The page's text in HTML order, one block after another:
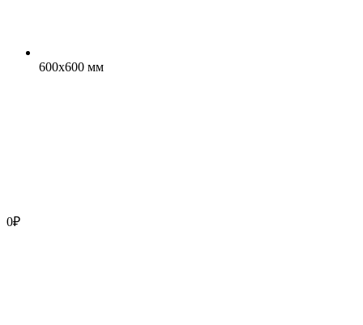
600x600 мм
0₽